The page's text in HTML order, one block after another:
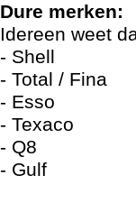
Dure merken:
Idereen weet
- Shell
- Total / Fina
- Esso
- Texaco
- Q8
- Gulf